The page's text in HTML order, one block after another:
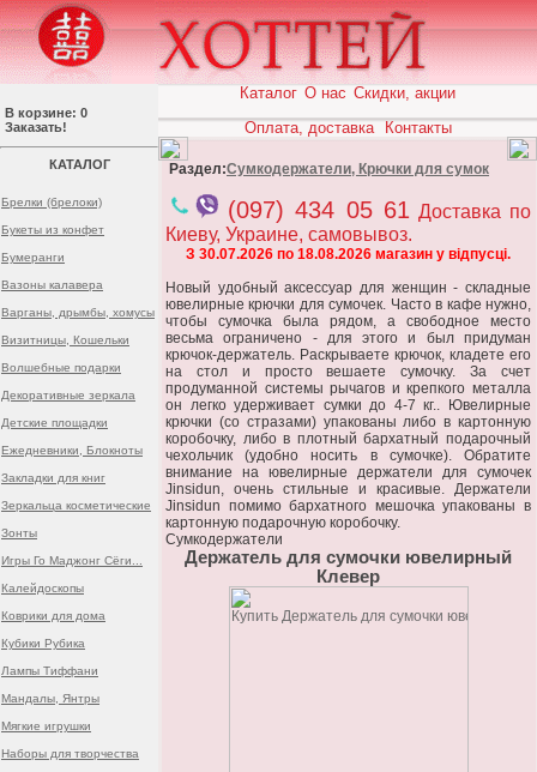
В корзине: 0
Заказать!
КАТАЛОГ
Брелки (брелоки)
Букеты из конфет
Бумеранги
Вазоны калавера
Варганы, дрымбы, хомусы
Визитницы, Кошельки
Волшебные подарки
Декоративные зеркала
Детские площадки
Ежедневники, Блокноты
Закладки для книг
Зеркальца косметические
Зонты
Игры Го Маджонг Сёги...
Калейдоскопы
Коврики для дома
Кубики Рубика
Лампы Тиффани
Мандалы, Янтры
Мягкие игрушки
Наборы для творчества
Каталог О нас Скидки, акции
Оплата, доставка
Контакты
Раздел:Сумкодержатели, Крючки для сумок
(097) 434 05 61 Доставка по
Киеву, Украине, самовывоз.
З 30.07.2026 по 18.08.2026 магазин у відпусці.
Новый удобный аксессуар для женщин - складные
ювелирные крючки для сумочек. Часто в кафе нужно,
чтобы сумочка была рядом, а свободное место
весьма ограничено - для этого и был придуман
крючок-держатель. Раскрываете крючок, кладете его
на стол и просто вешаете сумочку. За счет
продуманной системы рычагов и крепкого металла
он легко удерживает сумки до 4-7 кг.. Ювелирные
крючки (со стразами) упакованы либо в картонную
коробочку, либо в плотный бархатный подарочный
чехольчик (удобно носить в сумочке). Обратите
внимание на ювелирные держатели для сумочек
Jinsidun, очень стильные и красивые. Держатели
Jinsidun помимо бархатного мешочка упакованы в
картонную подарочную коробочку.
Сумкодержатели
Держатель для сумочки ювелирный
Клевер